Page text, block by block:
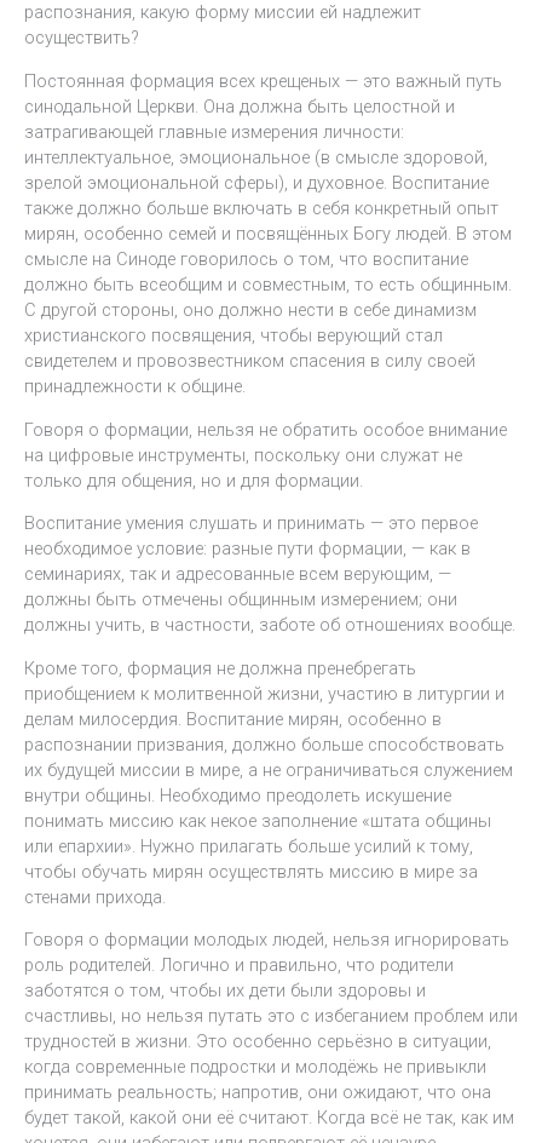
распознания, какую форму миссии ей надлежит
осуществить?
Постоянная формация всех крещеных — это важный путь
синодальной Церкви. Она должна быть целостной и
затрагивающей главные измерения личности:
интеллектуальное, эмоциональное (в смысле здоровой,
зрелой эмоциональной сферы), и духовное. Воспитание
также должно больше включать в себя конкретный опыт
мирян, особенно семей и посвящённых Богу людей. В этом
смысле на Синоде говорилось о том, что воспитание
должно быть всеобщим и совместным, то есть общинным.
С другой стороны, оно должно нести в себе динамизм
христианского посвящения, чтобы верующий стал
свидетелем и провозвестником спасения в силу своей
принадлежности к общине.
Говоря о формации, нельзя не обратить особое внимание
на цифровые инструменты, поскольку они служат не
только для общения, но и для формации.
Воспитание умения слушать и принимать — это первое
необходимое условие: разные пути формации, — как в
семинариях, так и адресованные всем верующим, —
должны быть отмечены общинным измерением; они
должны учить, в частности, заботе об отношениях вообще.
Кроме того, формация не должна пренебрегать
приобщением к молитвенной жизни, участию в литургии и
делам милосердия. Воспитание мирян, особенно в
распознании призвания, должно больше способствовать
их будущей миссии в мире, а не ограничиваться служением
внутри общины. Необходимо преодолеть искушение
понимать миссию как некое заполнение «штата общины
или епархии». Нужно прилагать больше усилий к тому,
чтобы обучать мирян осуществлять миссию в мире за
стенами прихода.
Говоря о формации молодых людей, нельзя игнорировать
роль родителей. Логично и правильно, что родители
заботятся о том, чтобы их дети были здоровы и
счастливы, но нельзя путать это с избеганием проблем или
трудностей в жизни. Это особенно серьёзно в ситуации,
когда современные подростки и молодёжь не привыкли
принимать реальность; напротив, они ожидают, что она
будет такой, какой они её считают. Когда всё не так, как им